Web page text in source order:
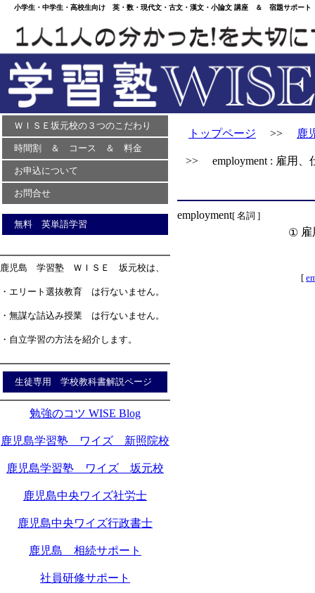
小学生・中学生・高校生向け 英・数・現代文・古文・漢文・小論文 講座 ＆ 宿題サポー
ＷＩＳＥ坂元校の３つのこだわり
時間割 ＆ コース ＆ 料金
お申込について
お問合せ
無料 英単語学習
鹿児島 学習塾 ＷＩＳＥ 坂元校は、
・エリート選抜教育 は行ないません。
・無謀な詰込み授業 は行ないません。
・自立学習の方法を紹介します。
生徒専用 学校教科書解説ページ
勉強のコツ WISE Blog
鹿児島学習塾 ワイズ 新照院校
鹿児島学習塾 ワイズ 坂元校
鹿児島中央ワイズ社労士
鹿児島中央ワイズ行政書士
鹿児島 相続サポート
社員研修サポート
トップページ >> 鹿
>> employment : 雇用、
employment[ 名詞 ]
①
[